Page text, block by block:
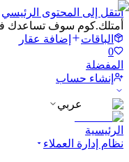
انتقل إلى المحتوى الرئيسي
أمتلك.كوم سوف تساعدك
الباقات
إضافة عقار
0
المفضلة
إنشاء حساب
عربي
الرئيسية
نظام إدارة العملاء